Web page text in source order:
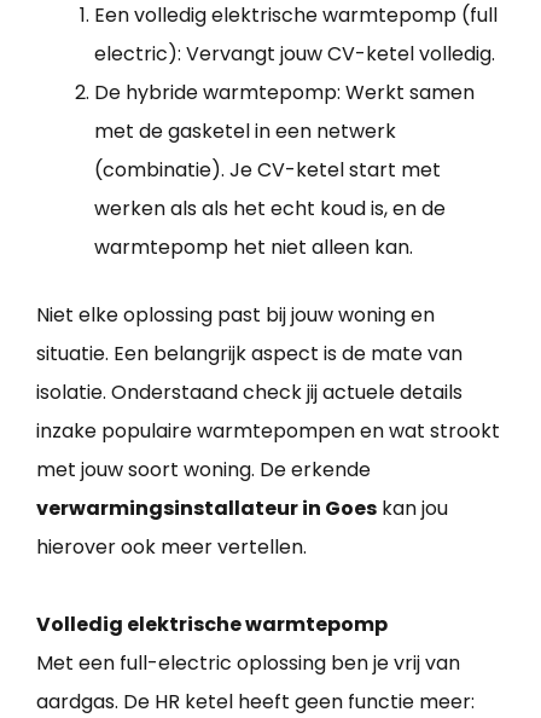
Een volledig elektrische warmtepomp (full
electric): Vervangt jouw CV-ketel volledig.
De hybride warmtepomp: Werkt samen
met de gasketel in een netwerk
(combinatie). Je CV-ketel start met
werken als als het echt koud is, en de
warmtepomp het niet alleen kan.
Niet elke oplossing past bij jouw woning en
situatie. Een belangrijk aspect is de mate van
isolatie. Onderstaand check jij actuele details
inzake populaire warmtepompen en wat strookt
met jouw soort woning. De erkende
verwarmingsinstallateur in Goes kan jou
hierover ook meer vertellen.
Volledig elektrische warmtepomp
Met een full-electric oplossing ben je vrij van
aardgas. De HR ketel heeft geen functie meer: